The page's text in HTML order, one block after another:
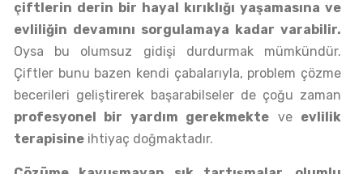
çiftlerin derin bir hayal kırıklığı yaşamasına ve
evliliğin devamını sorgulamaya kadar varabilir.
Oysa bu olumsuz gidişi durdurmak mümkündür.
Çiftler bunu bazen kendi çabalarıyla, problem çözme
becerileri geliştirerek başarabilseler de çoğu zaman
profesyonel bir yardım gerekmekte ve evlilik
terapisine ihtiyaç doğmaktadır.